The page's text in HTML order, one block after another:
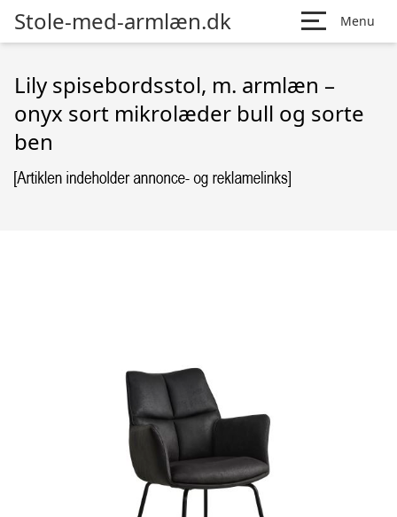
Stole-med-armlæn.dk Menu
Lily spisebordsstol, m. armlæn –
onyx sort mikrolæder bull og sorte
ben